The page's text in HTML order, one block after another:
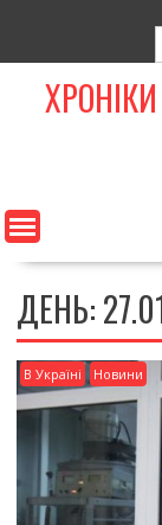
content
ДЕНЬ:
В Україні Новини